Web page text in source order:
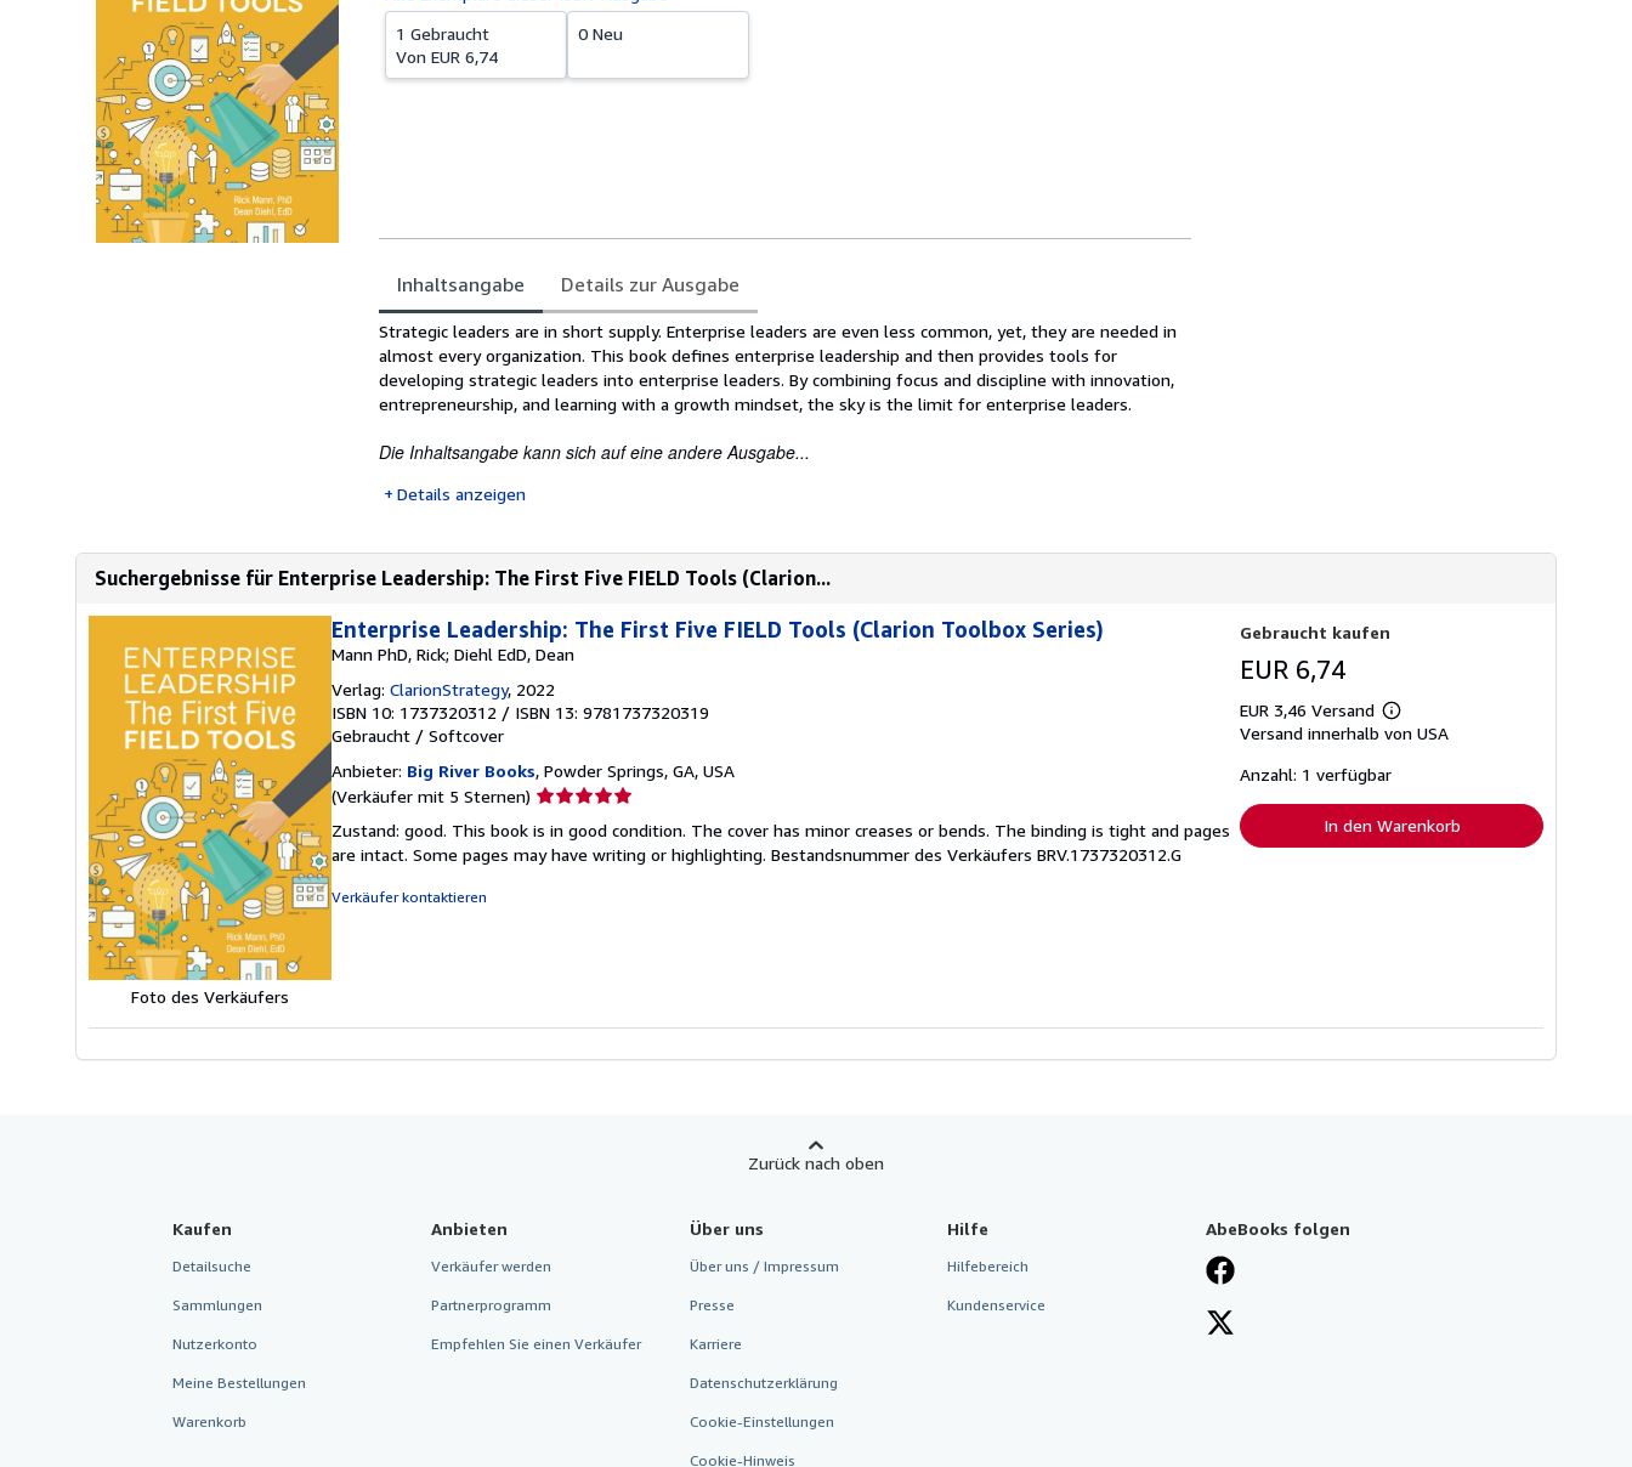
1 Gebraucht
Von EUR 6,74
0 Neu
Inhaltsangabe Details zur Ausgabe
Inhaltsangabe
Strategic leaders are in short supply. Enterprise leaders are even less common, yet, they are needed in
almost every organization. This book defines enterprise leadership and then provides tools for
developing strategic leaders into enterprise leaders. By combining focus and discipline with innovation,
entrepreneurship, and learning with a growth mindset, the sky is the limit for enterprise leaders.
Die Inhaltsangabe kann sich auf eine andere Ausgabe...
Details anzeigen
Suchergebnisse für Enterprise Leadership: The First Five FIELD Tools (Clarion...
Foto des Verkäufers
Enterprise Leadership: The First Five FIELD Tools (Clarion Toolbox Series)
Mann PhD, Rick; Diehl EdD, Dean
Verlag: ClarionStrategy, 2022
ISBN 10: 1737320312 / ISBN 13: 9781737320319
Gebraucht / Softcover
Anbieter: Big River Books, Powder Springs, GA, USA
(Verkäufer mit 5 Sternen) Verkäuferbewertung
von
5
Zustand: good. This book is in good condition. The cover has minor creases or bends. The binding is tight and pages
are intact. Some pages may have writing or highlighting. Bestandsnummer des Verkäufers BRV.1737320312.G
Verkäufer kontaktieren
Gebraucht kaufen
EUR 6,74
EUR 3,46 Versand
Weitere
Informationen
Versandkosten
Versand innerhalb von USA
Anzahl: 1 verfügbar
In den Warenkorb
Zurück nach oben
Kaufen
Detailsuche
Sammlungen
Nutzerkonto
Meine Bestellungen
Warenkorb
Anbieten
Verkäufer werden
Partnerprogramm
Empfehlen Sie einen Verkäufer
Über uns
Über uns / Impressum
Presse
Karriere
Datenschutzerklärung
Cookie-Einstellungen
Cookie-Hinweis
Hilfe
Hilfebereich
Kundenservice
AbeBooks folgen